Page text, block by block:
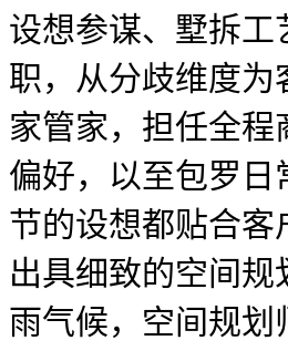
设想参谋、墅拆
职，从分歧维度为
家管家，担任全
偏好，以至包罗
节的设想都贴合
出具细致的空间
雨气候，空间规划